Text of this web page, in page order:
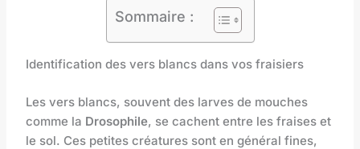
Sommaire :
Identification des vers blancs dans vos fraisiers
Les vers blancs, souvent des larves de mouches
comme la Drosophile, se cachent entre les fraises et
le sol. Ces petites créatures sont en général fines,